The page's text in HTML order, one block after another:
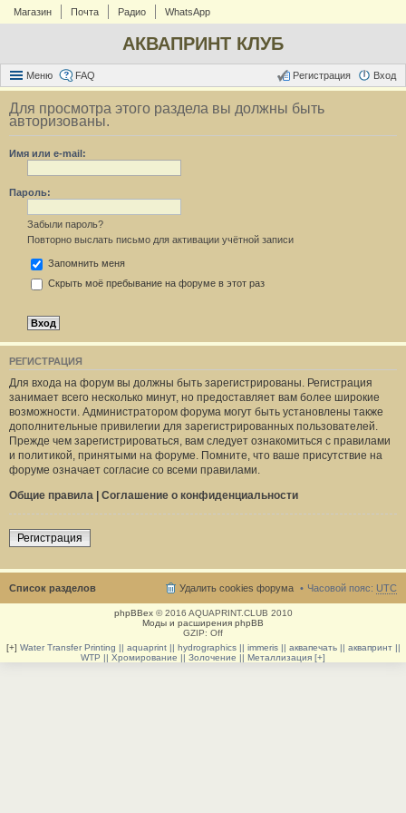
Магазин Почта Радио WhatsApp
АКВАПРИНТ КЛУБ
Меню FAQ Вход
Регистрация
Для просмотра этого раздела вы должны быть
авторизованы.
Имя или e-mail:
Пароль:
Забыли пароль?
Повторно выслать письмо для активации учётной записи
Запомнить меня
Скрыть моё пребывание на форуме в этот раз
РЕГИСТРАЦИЯ
Для входа на форум вы должны быть зарегистрированы. Регистрация
занимает всего несколько минут, но предоставляет вам более широкие
возможности. Администратором форума могут быть установлены также
дополнительные привилегии для зарегистрированных пользователей.
Прежде чем зарегистрироваться, вам следует ознакомиться с правилами
и политикой, принятыми на форуме. Помните, что ваше присутствие на
форуме означает согласие со всеми правилами.
Общие правила | Соглашение о конфиденциальности
Регистрация
Список разделов Часовой пояс: UTC
Удалить cookies форума
phpBBex© 2016 AQUAPRINT.CLUB 2010
Моды и расширения phpBB
GZIP: Off
[+] Water Transfer Printing || aquaprint || hydrographics || immeris || аквапечать || аквапринт ||
WTP || Хромирование || Золочение || Металлизация [+]